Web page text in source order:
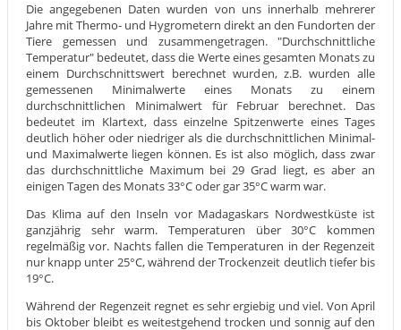
Die angegebenen Daten wurden von uns innerhalb mehrerer
Jahre mit Thermo- und Hygrometern direkt an den Fundorten der
Tiere gemessen und zusammengetragen. "Durchschnittliche
Temperatur" bedeutet, dass die Werte eines gesamten Monats zu
einem Durchschnittswert berechnet wurden, z.B. wurden alle
gemessenen Minimalwerte eines Monats zu einem
durchschnittlichen Minimalwert für Februar berechnet. Das
bedeutet im Klartext, dass einzelne Spitzenwerte eines Tages
deutlich höher oder niedriger als die durchschnittlichen Minimal-
und Maximalwerte liegen können. Es ist also möglich, dass zwar
das durchschnittliche Maximum bei 29 Grad liegt, es aber an
einigen Tagen des Monats 33°C oder gar 35°C warm war.
Das Klima auf den Inseln vor Madagaskars Nordwestküste ist
ganzjährig sehr warm. Temperaturen über 30°C kommen
regelmäßig vor. Nachts fallen die Temperaturen in der Regenzeit
nur knapp unter 25°C, während der Trockenzeit deutlich tiefer bis
19°C.
Während der Regenzeit regnet es sehr ergiebig und viel. Von April
bis Oktober bleibt es weitestgehend trocken und sonnig auf den